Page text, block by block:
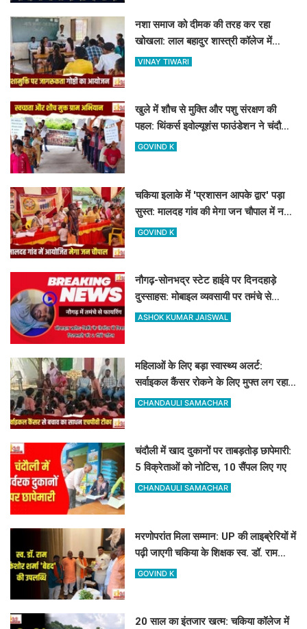
नशा समाज को दीमक की तरह कर रहा
खोखला: लाल बहादुर शास्त्री कॉलेज में
नशामुक्ति गोष्ठी का आयोजन
VINAY TIWARI
खुले में शौच से मुक्ति और पशु संरक्षण की
पहल: थिंकर्स इवोल्यूशंस फाउंडेशन ने चंदौली
के गांवों में चलाया अभियान
GOVIND K
चकिया इलाके में 'प्रशासन आपके द्वार' पड़ा
सुस्त: मालदह गांव की मेगा जन चौपाल में नहीं
पहुंचे बड़े अफसर
GOVIND K
नौगढ़-सोनभद्र स्टेट हाईवे पर दिनदहाड़े
दुस्साहस: मोबाइल व्यवसायी पर तमंचे से
फायरिंग, हाथ में लगी गोली
ASHOK KUMAR JAISWAL
महिलाओं के लिए बड़ा स्वास्थ्य अलर्ट:
सर्वाइकल कैंसर रोकने के लिए मुफ्त लग रहा
HPV का टीका
CHANDAULI SAMACHAR
चंदौली में खाद दुकानों पर ताबड़तोड़ छापेमारी:
5 विक्रेताओं को नोटिस, 10 सैंपल लिए गए
CHANDAULI SAMACHAR
मरणोपरांत मिला सम्मान: UP की लाइब्रेरियों में
पढ़ी जाएगी चकिया के शिक्षक स्व. डॉ. राम
किशोर शर्मा 'बेहद' की पुस्तकें
GOVIND K
20 साल का इंतजार खत्म: चकिया कॉलेज में